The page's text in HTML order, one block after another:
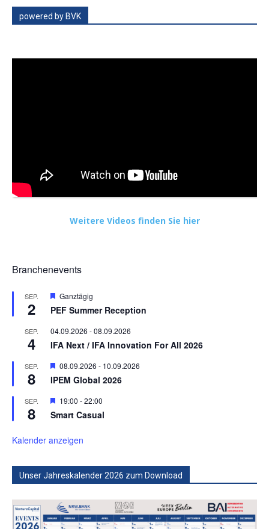
powered by BVK
Weitere Videos finden Sie hier
Branchenevents
SEP.
2
Hervorgehoben
Ganztägig
PEF Summer Reception
SEP.
4
04.09.2026 -08.09.2026
IFA Next / IFA Innovation For All 2026
SEP.
8
Hervorgehoben
08.09.2026 - 10.09.2026
IPEM Global 2026
SEP.
8
Hervorgehoben
19:00 -22:00
Smart Casual
Kalender anzeigen
Unser Jahreskalender 2026 zum Download